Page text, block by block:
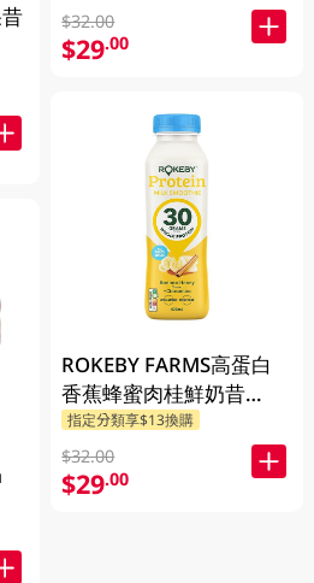
$32.00
$29.00
ROKEBY FARMS高蛋白
香蕉蜂蜜肉桂鮮奶昔
425ML
指定分類享$13換購
$32.00
$29.00